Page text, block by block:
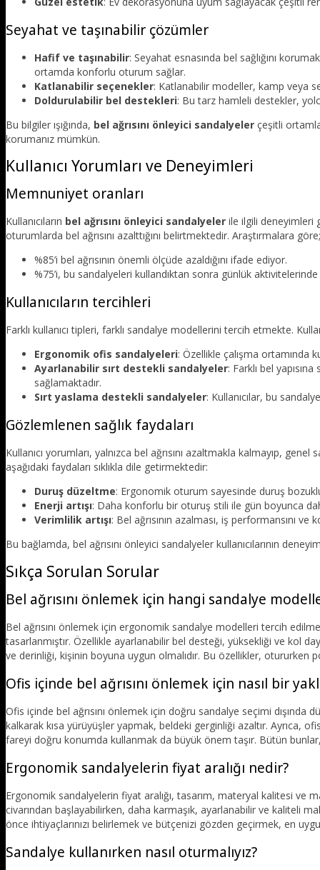
Seyahat ve taşınabilir çözümler
Hafif ve taşınabilir: Seyahat esnasında bel sağlığını
ortamda konforlu oturum sağlar.
Katlanabilir seçenekler: Katlanabilir modeller, kamp veya
Doldurulabilir bel destekleri: Bu tarz hamleli destekler,
Bu bilgiler ışığında, bel ağrısını önleyici sandalyeler çeşitli
korumanız mümkün.
Kullanıcı Yorumları ve Deneyimleri
Memnuniyet oranları
Kullanıcıların bel ağrısını önleyici sandalyeler ile ilgili deneyimleri
oturumlarda bel ağrısını azalttığını belirtmektedir. Araştırmalara göre;
%85’i bel ağrısının önemli ölçüde azaldığını ifade ediyor.
%75’i, bu sandalyeleri kullandıktan sonra günlük aktivitelerinde
Kullanıcıların tercihleri
Farklı kullanıcı tipleri, farklı sandalye modellerini tercih etmekte.
Ergonomik ofis sandalyeleri: Özellikle çalışma ortamında
Ayarlanabilir sırt destekli sandalyeler: Farklı bel
sağlamaktadır.
Sırt yaslama destekli sandalyeler: Kullanıcılar, bu
Gözlemlenen sağlık faydaları
Kullanıcı yorumları, yalnızca bel ağrısını azaltmakla kalmayıp,
aşağıdaki faydaları sıklıkla dile getirmektedir:
Duruş düzeltme: Ergonomik oturum sayesinde duruş
Enerji artışı: Daha konforlu bir oturuş stili ile gün boyunca
Verimlilik artışı: Bel ağrısının azalması, iş performansını
Bu bağlamda, bel ağrısını önleyici sandalyeler kullanıcılarının
Sıkça Sorulan Sorular
Bel ağrısını önlemek için hangi sandalye
Bel ağrısını önlemek için ergonomik sandalye modelleri tercih
tasarlanmıştır. Özellikle ayarlanabilir bel desteği, yüksekliği ve kol
ve derinliği, kişinin boyuna uygun olmalıdır. Bu özellikler, otururken
Ofis içinde bel ağrısını önlemek için nasıl bir
Ofis içinde bel ağrısını önlemek için doğru sandalye seçimi
kalkarak kısa yürüyüşler yapmak, beldeki gerginliği azaltır. Ayrıca,
fareyi doğru konumda kullanmak da büyük önem taşır. Bütün bunlar,
Ergonomik sandalyelerin fiyat aralığı nedir?
Ergonomik sandalyelerin fiyat aralığı, tasarım, materyal kalitesi ve
civarından başlayabilirken, daha karmaşık, ayarlanabilir ve kaliteli
önce ihtiyaçlarınızı belirlemek ve bütçenizi gözden geçirmek, en
Sandalye kullanırken nasıl oturmalıyız?